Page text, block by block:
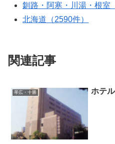
釧路・阿寒・川湯・根室
北海道（2590件）
関連記事
帯広・十勝 ホテ